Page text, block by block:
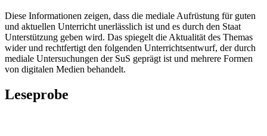
Diese Informationen zeigen, dass die mediale Aufrüstung für guten
und aktuellen Unterricht unerlässlich ist und es durch den Staat
Unterstützung geben wird. Das spiegelt die Aktualität des Themas
wider und rechtfertigt den folgenden Unterrichtsentwurf, der durch
mediale Untersuchungen der SuS geprägt ist und mehrere Formen
von digitalen Medien behandelt.
Leseprobe